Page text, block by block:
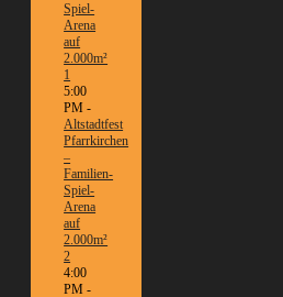
Spiel-
Arena
auf
2.000m²
1
5:00
PM -
Altstadtfest
Pfarrkirchen
–
Familien-
Spiel-
Arena
auf
2.000m²
2
4:00
PM -